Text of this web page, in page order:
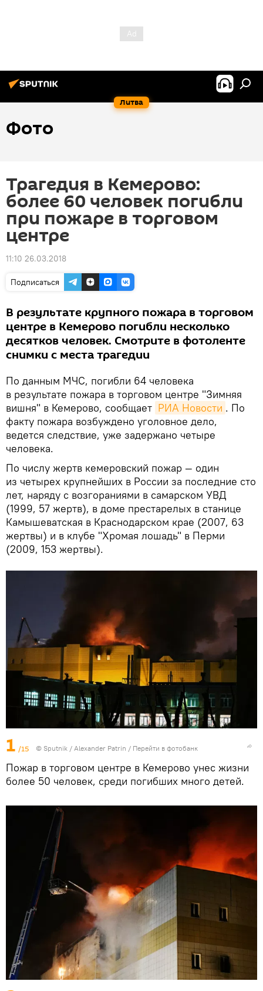
Литва
Фото
Трагедия в Кемерово:
более 60 человек погибли
при пожаре в торговом
центре
11:10 26.03.2018
Подписаться
В результате крупного пожара в торговом
центре в Кемерово погибли несколько
десятков человек. Смотрите в фотоленте
снимки с места трагедии
По данным МЧС, погибли 64 человека
в результате пожара в торговом центре "Зимняя
вишня" в Кемерово, сообщает РИА Новости . По
факту пожара возбуждено уголовное дело,
ведется следствие, уже задержано четыре
человека.
По числу жертв кемеровский пожар — один
из четырех крупнейших в России за последние сто
лет, наряду с возгораниями в самарском УВД
(1999, 57 жертв), в доме престарелых в станице
Камышеватская в Краснодарском крае (2007, 63
жертвы) и в клубе "Хромая лошадь" в Перми
(2009, 153 жертвы).
1 /15 © Sputnik / Alexander Patrin / Перейти в фотобанк
Пожар в торговом центре в Кемерово унес жизни
более 50 человек, среди погибших много детей.